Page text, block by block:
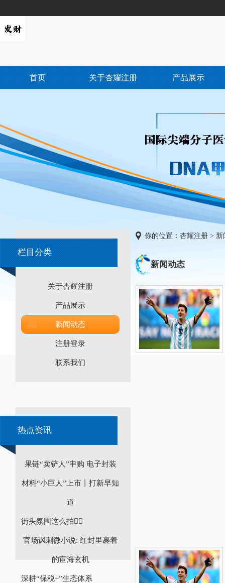
首页 关于杏耀注册 产品展示
栏目分类
关于杏耀注册
产品展示
新闻动态
注册登录
联系我们
热点资讯
果链“卖铲人”申购 电子封装
材料“小巨人”上市丨打新早知
道
街头氛围这么拍✌🏿
官场讽刺微小说: 红封里裹着
的宦海玄机
深耕“保税+”生态体系
你的位置： 杏耀注册 > 新
新闻动态